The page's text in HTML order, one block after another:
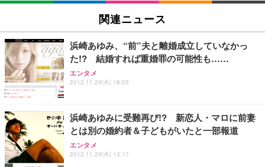
[EdoErgo] オフィスチェア 椅子 テレワーク 疲れな
い 跳ね上げ式アームレスト コンパクト 約105度ロッ
キング pc 事務椅子 360度回転 座面昇降 強化ナイロ
ン樹脂ベース 通気性メッシュ 在宅ワーク H-WY01
(黒網+黒枠+黒足)
￥5,699
SIHOO B100 オフィスチェア／デスクチェア メッシ
Sezlife オフィスチェア デスクチェア 疲れない テレ
ワーク チェア 強化バックレスト 30度ロッキング機
EIZO ビジネス向けプレミアムモニター | FlexScan
EV3240X-WT | 31.5型4K UHD・USB Type-C・ホワ
￥105,595
EIZO ビジネス向けプレミアムモニター | FlexScan
EV2740X-WT | 27.0型4K UHD・USB Type-C・ホワ
￥109,572
【純正品】27"ゲーミングモニター DualSense 充電
フック付き（CFI-ZDM1J）
Amazonベーシック ペットシーツ 薄型 レギュラー 1
回使い捨て 無香料 ホワイト 300枚
￥3,373
Amazonベーシック ペットシーツ 厚型 ワイド 42枚
ネオ・ルーライフ ネオ・オムツ L 中型犬用 26枚入
関連ニュース
浜崎あゆみ、“前”夫と離婚成立していなかっ
た!? 結婚すれば重婚罪の可能性も……
エンタメ
2012.11.29(木) 18:03
浜崎あゆみに受難再び!? 新恋人・マロに前妻
とは別の婚約者＆子どもがいたと一部報道
エンタメ
2012.11.29(木) 13:17